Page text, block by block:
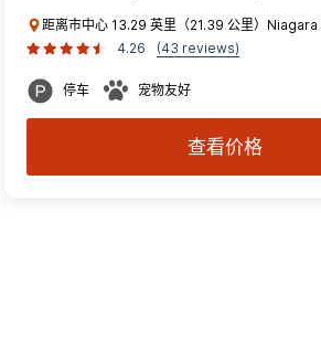
距离市中心 13.29 英里（21.39 公里）Niagara
4.26
(43 reviews)
停车 宠物友好
查看价格